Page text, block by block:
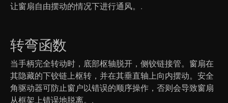
让窗扇自由摆动的情况下进行通风。.
转弯函数
当手柄完全转动时，底部枢轴脱开，侧铰链接管。窗扇在
其隐藏的下铰链上枢转，并在其垂直轴上向内摆动。安全
角驱动器可防止窗户以错误的顺序操作，否则会导致窗扇
从框架上错误地脱离。.